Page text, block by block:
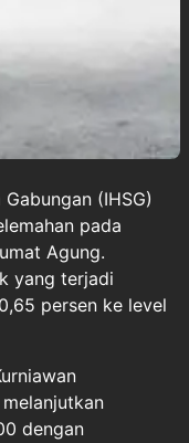
(IHSG)
pada
Agung.
yang terjadi
persen ke level
dengan